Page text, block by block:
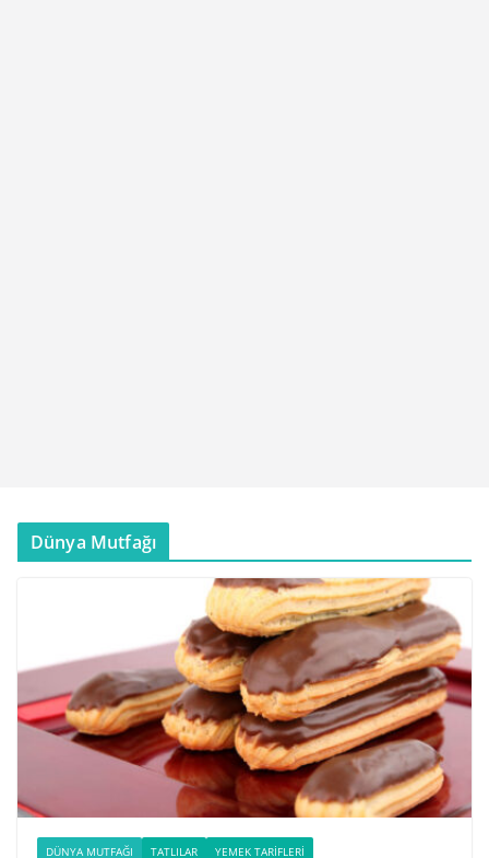
Dünya Mutfağı
DÜNYA MUTFAĞI TATLILAR YEMEK TARIFLERI